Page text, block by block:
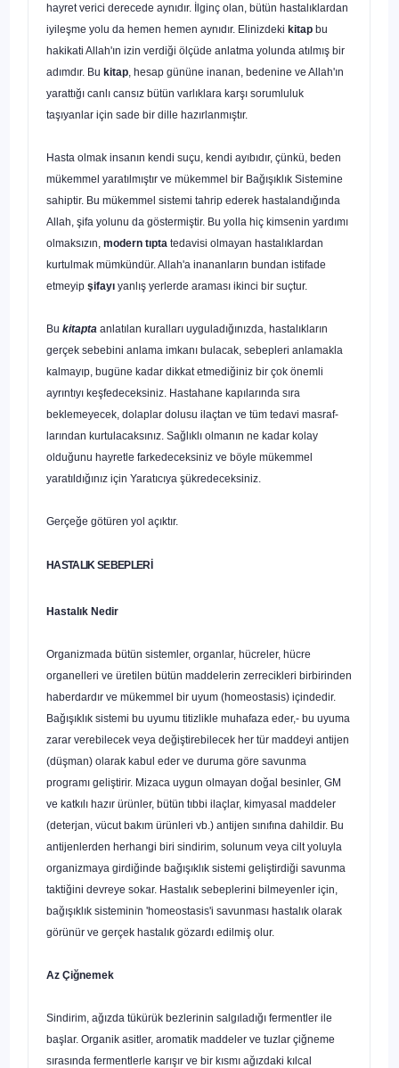
hayret verici derecede aynıdır. İlginç olan, bütün hastalıklardan
iyileşme yolu da hemen hemen aynıdır. Elinizdeki kitap bu
hakikati Allah'ın izin verdiği öl­çüde anlatma yolunda atılmış bir
adımdır. Bu kitap, hesap gününe inanan, bedenine ve Allah'ın
yarattığı canlı cansız bütün varlıklara karşı sorumluluk
taşıyanlar için sade bir dille hazırlanmıştır.
Hasta olmak insanın kendi suçu, kendi ayıbıdır, çünkü, beden
mükem­mel yaratılmıştır ve mükemmel bir Bağışıklık Sistemine
sahiptir. Bu mükemmel sistemi tahrip ederek hastalandığında
Allah, şifa yolunu da göstermiştir. Bu yolla hiç kimsenin yardımı
olmaksızın, modern tıpta tedavisi ol­mayan hastalıklardan
kurtulmak mümkündür. Allah'a inananların bundan istifade
etmeyip şifayı yanlış yerlerde araması ikinci bir suçtur.
Bu kitapta anlatılan kuralları uyguladığınızda, hastalıkların
gerçek sebe­bini anlama imkanı bulacak, sebepleri anlamakla
kalmayıp, bugüne kadar dikkat etmediğiniz bir çok önemli
ayrıntıyı keşfedeceksiniz. Hastahane ka­pılarında sıra
beklemeyecek, dolaplar dolusu ilaçtan ve tüm tedavi masraf­
larından kurtulacaksınız. Sağlıklı olmanın ne kadar kolay
olduğunu hayret­le farkedeceksiniz ve böyle mükemmel
yaratıldığınız için Yaratıcıya şükredeceksiniz.
Gerçeğe götüren yol açıktır.
HASTALIK SEBEPLERİ
Hastalık Nedir
Organizmada bütün sistemler, organlar, hücreler, hücre
organelleri ve üretilen bütün maddelerin zerrecikleri birbirinden
haberdardır ve mükem­mel bir uyum (homeostasis) içindedir.
Bağışıklık sistemi bu uyumu titizlikle muhafaza eder,- bu uyuma
zarar verebilecek veya değiştirebilecek her tür maddeyi antijen
(düşman) olarak kabul eder ve duruma göre savunma
programı geliştirir. Mizaca uygun olmayan doğal besinler, GM
ve katkılı hazır ürünler, bütün tıbbi ilaçlar, kimyasal maddeler
(deterjan, vücut bakım ürünleri vb.) antijen sınıfına dahildir. Bu
antijenlerden herhangi biri sindi­rim, solunum veya cilt yoluyla
organizmaya girdiğinde bağışıklık sistemi geliştirdiği savunma
taktiğini devreye sokar. Hastalık sebeplerini bilme­yenler için,
bağışıklık sisteminin 'homeostasis'i savunması hastalık olarak
görünür ve gerçek hastalık gözardı edilmiş olur.
Az Çiğnemek
Sindirim, ağızda tükürük bezlerinin salgıladığı fermentler ile
başlar. Organik asitler, aromatik maddeler ve tuzlar çiğneme
sırasında fermentlerle karışır ve bir kısmı ağızdaki kılcal